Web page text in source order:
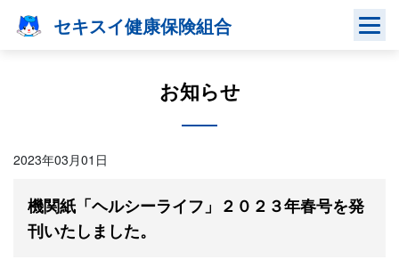
セキスイ健康保険組合
お知らせ
2023年03月01日
機関紙「ヘルシーライフ」２０２３年春号を発
刊いたしました。